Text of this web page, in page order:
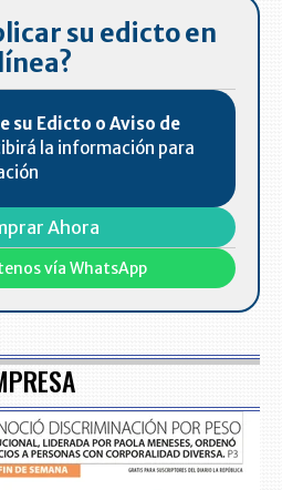
su edicto en
línea?
su Edicto o Aviso de
la información para
Ahora
vía WhatsApp